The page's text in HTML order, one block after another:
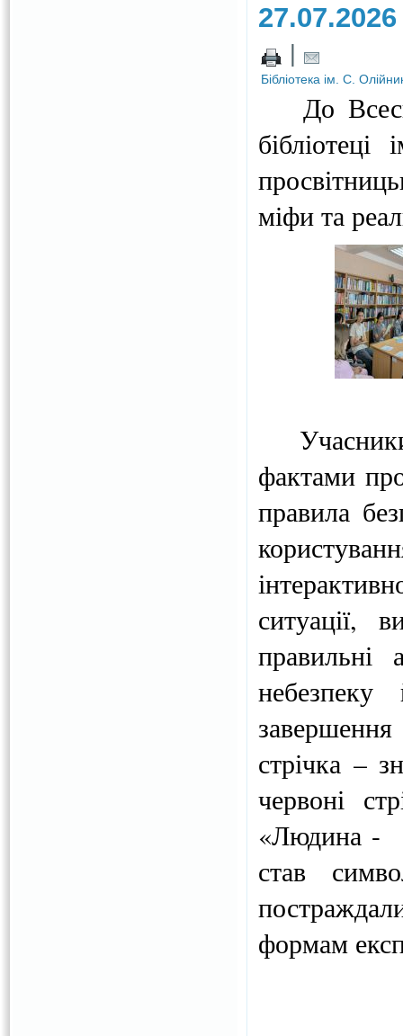
27.07.2026
|
Бібліотека ім. С.
До
міфи та
фактами
правила
ситуації,
правильні
стрічка –
червоні
«Людина -
став
формам